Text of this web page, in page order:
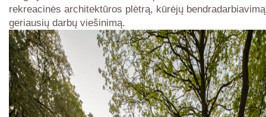
rekreacinės architektūros plėtrą, kūrėjų
geriausių darbų viešinimą.